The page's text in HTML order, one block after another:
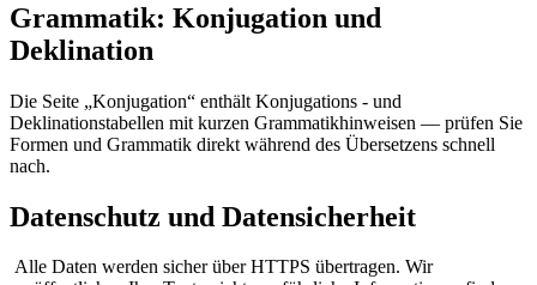
Grammatik: Konjugation und
Deklination
Die Seite „Konjugation“ enthält Konjugations - und
Deklinationstabellen mit kurzen Grammatikhinweisen — prüfen Sie
Formen und Grammatik direkt während des Übersetzens schnell
nach.
Datenschutz und Datensicherheit
Alle Daten werden sicher über HTTPS übertragen. Wir